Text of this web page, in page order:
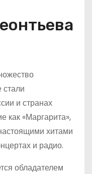
и странах
как «Маргарита»,
хитами
и радио.
обладателем